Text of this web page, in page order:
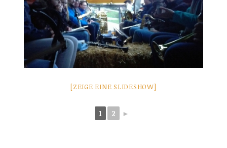
[ZEIGE EINE SLIDESHOW]
1 2 ►